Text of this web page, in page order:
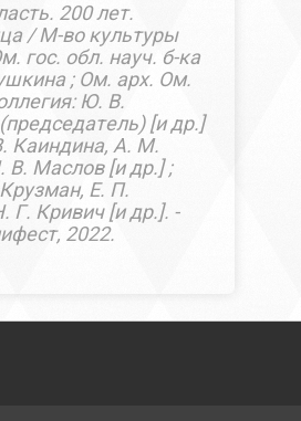
200 лет.
/ М-во культуры
гос. обл. науч. б-ка
; Ом. арх. Ом.
Ю. В.
[и др.]
Каиндина, А. М.
В. Маслов [и др.] ;
Е. П.
Г. Кривич [и др.]. -
2022.